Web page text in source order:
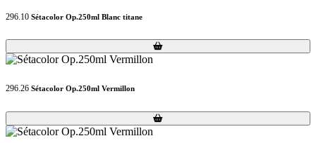
296.10 Sétacolor Op.250ml Blanc titane
Loading...
Loading...
296.26 Sétacolor Op.250ml Vermillon
Loading...
Loading...